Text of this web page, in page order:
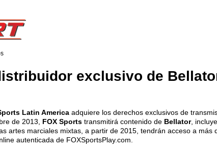
exclusivo de
Latin America adquiere los derechos exclusivos de
de 2013, FOX Sports transmitirá contenido de Bellator,
artes marciales mixtas, a partir de 2015, tendrán acceso a
autenticada de FOXSportsPlay.com.